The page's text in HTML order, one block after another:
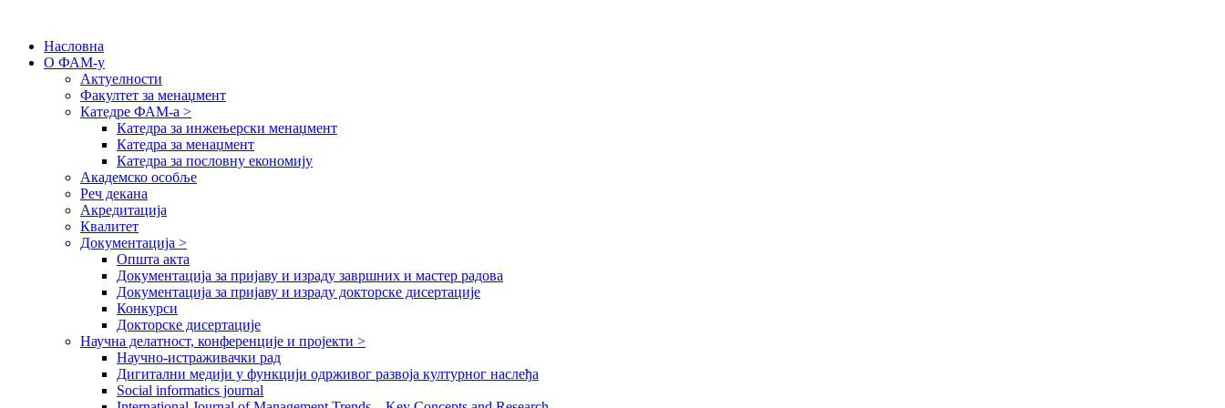
Насловна
О ФАМ-у
Актуелности
Факултет за менаџмент
Катедре ФАМ-а >
Катедра за инжењерски менаџмент
Катедра за менаџмент
Катедра за пословну економију
Академско особље
Реч декана
Акредитација
Квалитет
Документација >
Општа акта
Документација за пријаву и израду завршних и мастер радова
Документација за пријаву и израду докторске дисертације
Конкурси
Докторске дисертације
Научна делатност, конференције и пројекти >
Научно-истраживачки рад
Дигитални медији у функцији одрживог развоја културног наслеђа
Social informatics journal